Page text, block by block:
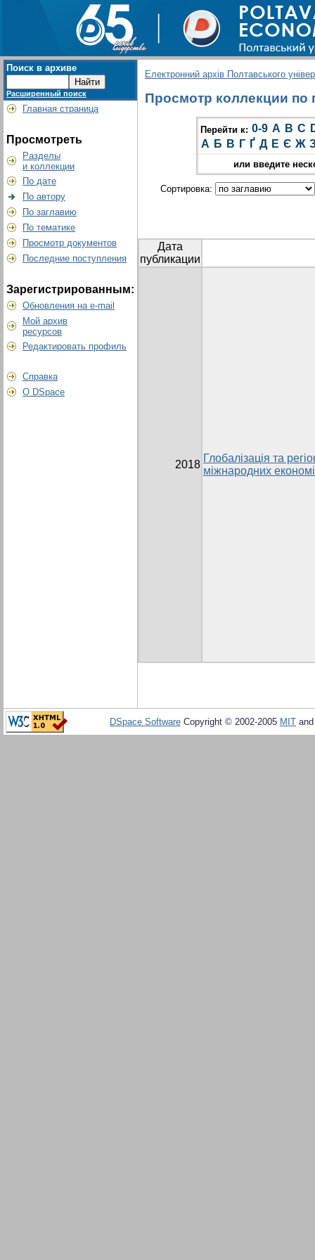
Поиск в архиве
Расширенный поиск
Главная страница
Просмотреть
Разделы
и коллекции
По дате
По автору
По заглавию
По тематике
Просмотр документов
Последние поступления
Зарегистрированным:
Обновления на e-mail
Мой архив
ресурсов
Редактировать профиль
Справка
О DSpace
Електронний архів Полтавського
Просмотр коллекции по
Перейти к: 0-9 A B C
А Б В Г Ґ Д Е Є Ж
или введите
Сортировка:
Дата
публикации
2018
Глобалізація та
міжнародних
DSpace Software Copyright © 2002-2005 MIT